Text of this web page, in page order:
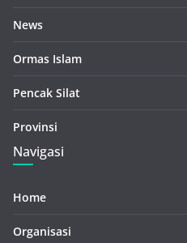
News
Ormas Islam
Pencak Silat
Provinsi
Navigasi
Home
Organisasi